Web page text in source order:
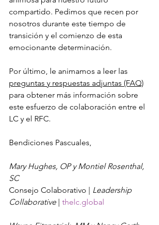
compartido. Pedimos que recen por
nosotros durante este tiempo de
transición y el comienzo de esta
emocionante determinación.
Por último, le animamos a leer las
preguntas y respuestas adjuntas (FAQ)
para obtener más información sobre
este esfuerzo de colaboración entre el
LC y el RFC.
Bendiciones Pascuales,
Mary Hughes, OP y Montiel Rosenthal,
SC
Consejo Colaborativo | Leadership
Collaborative | thelc.global